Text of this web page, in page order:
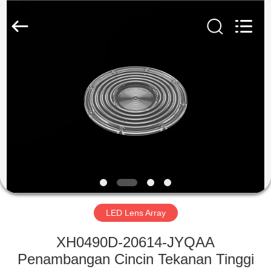
TUR
KONTROL
Co.,
LED Lens Array
XH0490D-20614-JYQAA
Penambangan Cincin Tekanan Tinggi